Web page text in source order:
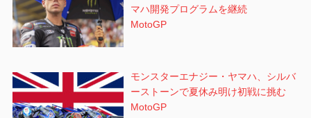
マハ開発プログラムを継続
MotoGP
モンスターエナジー・ヤマハ、シルバ
ーストーンで夏休み明け初戦に挑む
MotoGP